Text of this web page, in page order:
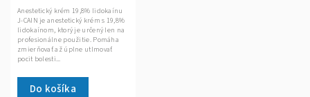
Do košíka
Anestetický krém 19,8% lidokaínu
J-CAIN je anestetický krém s 19,8%
lidokaínom, ktorý je určený len na
profesionálne použitie. Pomáha
zmierňovať až úplne utlmovať
pocit bolesti...